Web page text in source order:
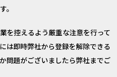
。
を控えるよう厳重な注意を行って
は即時弊社から登録を解除できる
問題がございましたら弊社までご